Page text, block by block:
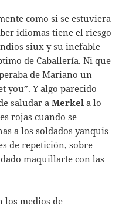
como si se estuviera
idiomas tiene el riesgo
siux y su inefable
de Caballería. Ni que
de Mariano un
you”. Y algo parecido
saludar a Merkel a lo
rojas cuando se
a los soldados yanquis
de repetición, sobre
maquillarte con las
los medios de